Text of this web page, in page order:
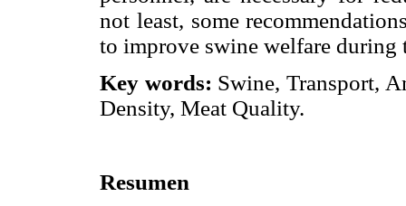
not least, some
to improve swine welfare during
Key words: Swine, Transport,
Density, Meat Quality.
Resumen